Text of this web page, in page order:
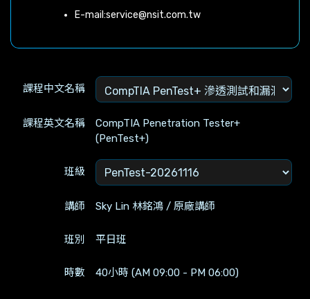
E-mail:service@nsit.com.tw
課程中文名稱
課程英文名稱
CompTIA Penetration Tester+
(PenTest+)
班級
講師 Sky Lin 林銘鴻 / 原廠講師
班別 平日班
時數 40小時 (AM 09:00 - PM 06:00)